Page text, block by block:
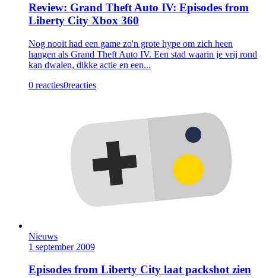
Review: Grand Theft Auto IV: Episodes from
Liberty City Xbox 360
Nog nooit had een game zo'n grote hype om zich heen
hangen als Grand Theft Auto IV. Een stad waarin je vrij rond
kan dwalen, dikke actie en een...
0 reacties0reacties
Nieuws
1 september 2009
Episodes from Liberty City laat packshot zien